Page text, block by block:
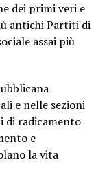
dei primi veri e
antichi Partiti di
assai più
e nelle sezioni
radicamento
e
la vita